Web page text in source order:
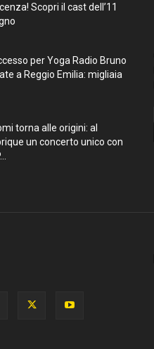
Scopri il cast dell’11
per Yoga Radio Bruno
a Reggio Emilia: migliaia
torna alle origini: al
un concerto unico con